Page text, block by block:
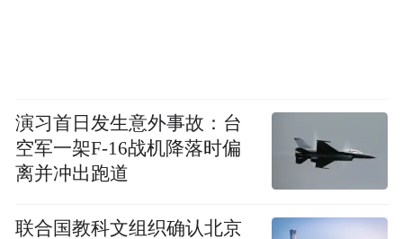
演习首日发生意外事故：台
空军一架F-16战机降落时偏
离并冲出跑道
联合国教科文组织确认北京